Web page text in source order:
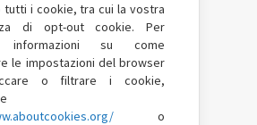
tutti i cookie, tra cui la vostra
di opt-out cookie. Per
informazioni su come
le impostazioni del browser
o filtrare i cookie,
o